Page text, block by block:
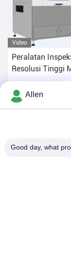
Video
Peralatan
Resolusi Tinggi
Penglihatan
Dapatkan Harga
Allen
Good day, what